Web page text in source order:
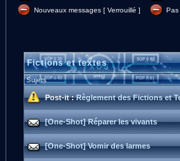
Nouveaux messages [ Verrouillé ]
Pas
Fictions et textes
Sujets
Post-it : Règlement des Fictions et
[One-Shot] Réparer les vivants
[One-Shot] Vomir des larmes